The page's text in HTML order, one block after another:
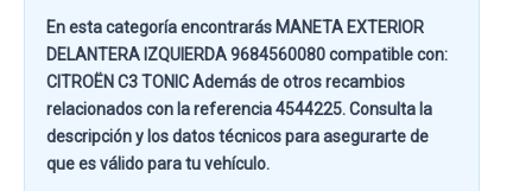
En esta categoría encontrarás MANETA EXTERIOR
DELANTERA IZQUIERDA 9684560080 compatible con:
CITROËN C3 TONICAdemás de otros recambios
relacionados con la referencia4544225. Consulta la
descripción y los datos técnicos para asegurarte de
que es válido para tu vehículo.